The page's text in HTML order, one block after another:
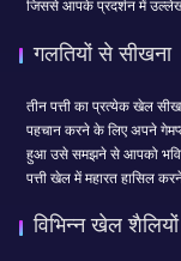
जिससे आपके
गलतियों से सीखना
तीन पत्ती का प्रत्येक खेल सीखने
पहचान करने के लिए अपने
हुआ उसे समझने से आपको भविष्य में इसी तरह की त्रुटियों से बचने में मदद मिल सकती है। तीन
पत्ती खेल में
विभिन्न खेल